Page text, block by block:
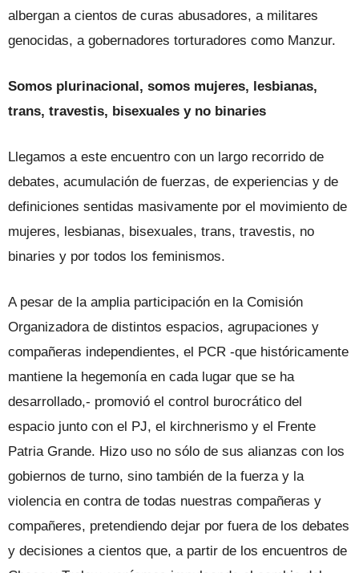
albergan a cientos de curas abusadores, a militares
genocidas, a gobernadores torturadores como Manzur.
Somos plurinacional, somos mujeres, lesbianas,
trans, travestis, bisexuales y no binaries
Llegamos a este encuentro con un largo recorrido de
debates, acumulación de fuerzas, de experiencias y de
definiciones sentidas masivamente por el movimiento de
mujeres, lesbianas, bisexuales, trans, travestis, no
binaries y por todos los feminismos.
A pesar de la amplia participación en la Comisión
Organizadora de distintos espacios, agrupaciones y
compañeras independientes, el PCR -que históricamente
mantiene la hegemonía en cada lugar que se ha
desarrollado,- promovió el control burocrático del
espacio junto con el PJ, el kirchnerismo y el Frente
Patria Grande. Hizo uso no sólo de sus alianzas con los
gobiernos de turno, sino también de la fuerza y la
violencia en contra de todas nuestras compañeras y
compañeres, pretendiendo dejar por fuera de los debates
y decisiones a cientos que, a partir de los encuentros de